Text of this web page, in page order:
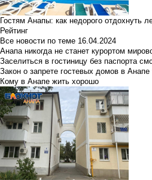
Гостям Анапы: как недорого отдохнуть
Рейтинг
Все новости по теме 16.04.2024
Анапа никогда не станет курортом
Заселиться в гостиницу без паспорта
Закон о запрете гостевых домов в
Кому в Анапе жить хорошо